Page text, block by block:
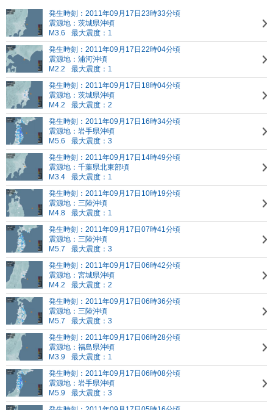
発生時刻：2011年09月17日23時33分頃
震源地：茨城県沖頃
M3.6
最大震度：1
発生時刻：2011年09月17日22時04分頃
震源地：浦河沖頃
M2.2
最大震度：1
発生時刻：2011年09月17日18時04分頃
震源地：茨城県沖頃
M4.2
最大震度：2
発生時刻：2011年09月17日16時34分頃
震源地：岩手県沖頃
M5.6
最大震度：3
発生時刻：2011年09月17日14時49分頃
震源地：千葉県北東部頃
M3.4
最大震度：1
発生時刻：2011年09月17日10時19分頃
震源地：三陸沖頃
M4.8
最大震度：1
発生時刻：2011年09月17日07時41分頃
震源地：三陸沖頃
M5.7
最大震度：3
発生時刻：2011年09月17日06時42分頃
震源地：宮城県沖頃
M4.2
最大震度：2
発生時刻：2011年09月17日06時36分頃
震源地：三陸沖頃
M5.7
最大震度：3
発生時刻：2011年09月17日06時28分頃
震源地：福島県沖頃
M3.9
最大震度：1
発生時刻：2011年09月17日06時08分頃
震源地：岩手県沖頃
M5.9
最大震度：3